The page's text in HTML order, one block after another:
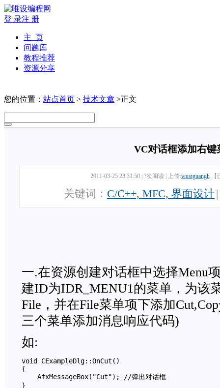
登 录注 册
主 页
问题库
教程推荐
资源分享
您的位置： 站点首页 > 技术文章 >正文
VC对话框添加右键
2011-03-25 23:31:50 ?次阅读 上传:wustguangh
关键词： C/C++, MFC, 界面设计|
一.在资源创建对话框中选择Menu
建ID为IDR_MENU1的菜单，为该
File，并在File菜单项下添加
三个菜单添加消息响应代码)
如:
void CExampleDlg::OnCut()
{
    AfxMessageBox("Cut"); //弹出对话框
}